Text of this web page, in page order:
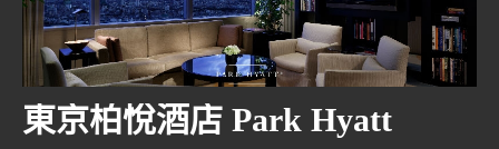
東京柏悅酒店 Park Hyatt